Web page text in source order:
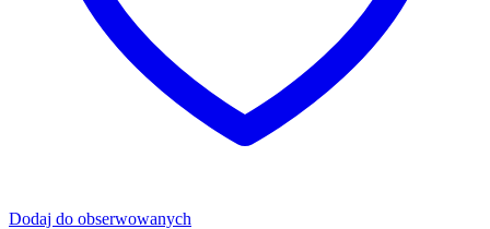
Dodaj do obserwowanych